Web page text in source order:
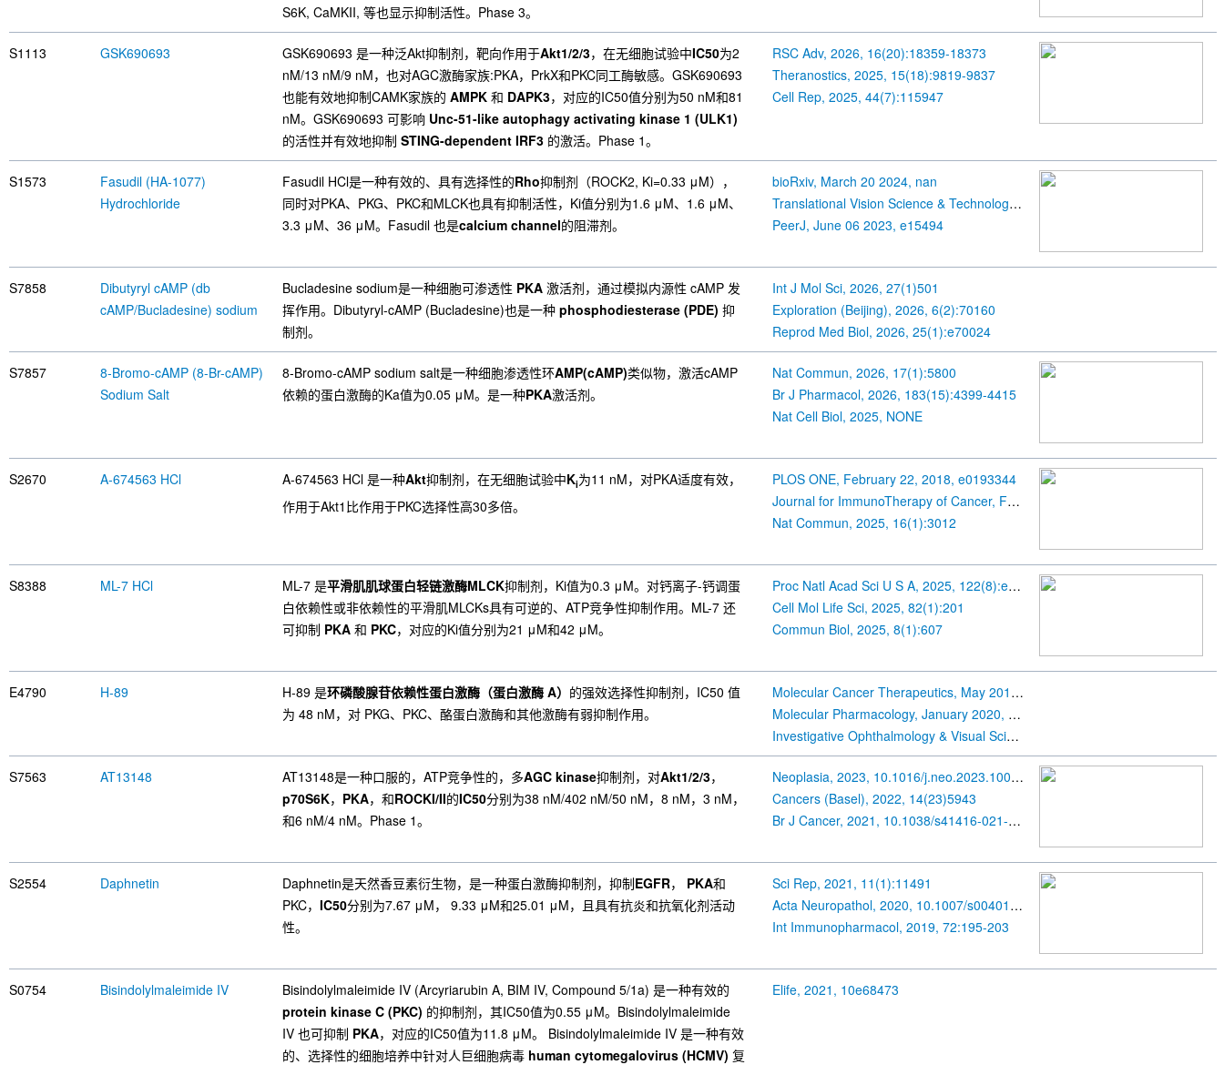
S6K, CaMKII, 等也显示抑制活性。Phase 3。
S1113 GSK690693 GSK690693 是一种泛Akt抑制剂，靶向作用于Akt1/2/3，在无细胞试验中IC50为2
nM/13 nM/9 nM，也对AGC激酶家族:PKA，PrkX和PKC同工酶敏感。GSK690693
也能有效地抑制CAMK家族的 AMPK 和 DAPK3，对应的IC50值分别为50 nM和81
nM。GSK690693 可影响 Unc-51-like autophagy activating kinase 1 (ULK1)
的活性并有效地抑制 STING-dependent IRF3 的激活。Phase 1。
RSC Adv, 2026, 16(20):18359-18373
Theranostics, 2025, 15(18):9819-9837
Cell Rep, 2025, 44(7):115947
S1573
Fasudil (HA-1077)
Hydrochloride
Fasudil HCl是一种有效的、具有选择性的Rho抑制剂（ROCK2, Ki=0.33 μM），
同时对PKA、PKG、PKC和MLCK也具有抑制活性，Ki值分别为1.6 μM、1.6 μM、
3.3 μM、36 μM。Fasudil 也是calcium channel的阻滞剂。
bioRxiv, March 20 2024, nan
Translational Vision Science & Technology, June 20 2017, 22
PeerJ, June 06 2023, e15494
S7858
Dibutyryl cAMP (db
cAMP/Bucladesine) sodium
Bucladesine sodium是一种细胞可渗透性 PKA 激活剂，通过模拟内源性 cAMP 发
挥作用。Dibutyryl-cAMP (Bucladesine)也是一种 phosphodiesterase (PDE) 抑
制剂。
Int J Mol Sci, 2026, 27(1)501
Exploration (Beijing), 2026, 6(2):70160
Reprod Med Biol, 2026, 25(1):e70024
S7857
8-Bromo-cAMP (8-Br-cAMP)
Sodium Salt
8-Bromo-cAMP sodium salt是一种细胞渗透性环AMP(cAMP)类似物，激活cAMP
依赖的蛋白激酶的Ka值为0.05 μM。是一种PKA激活剂。
Nat Commun, 2026, 17(1):5800
Br J Pharmacol, 2026, 183(15):4399-4415
Nat Cell Biol, 2025, NONE
S2670 A-674563 HCl A-674563 HCl 是一种Akt抑制剂，在无细胞试验中Ki为11 nM，对PKA适度有效，
作用于Akt1比作用于PKC选择性高30多倍。
PLOS ONE, February 22, 2018, e0193344
Journal for ImmunoTherapy of Cancer, February 06, 2019, 33
Nat Commun, 2025, 16(1):3012
S8388 ML-7 HCl ML-7 是平滑肌肌球蛋白轻链激酶MLCK抑制剂，Ki值为0.3 μM。对钙离子-钙调蛋
白依赖性或非依赖性的平滑肌MLCKs具有可逆的、ATP竞争性抑制作用。ML-7 还
可抑制 PKA 和 PKC，对应的Ki值分别为21 μM和42 μM。
Proc Natl Acad Sci U S A, 2025, 122(8):e2421717122
Cell Mol Life Sci, 2025, 82(1):201
Commun Biol, 2025, 8(1):607
E4790 H-89 H-89 是环磷酸腺苷依赖性蛋白激酶（蛋白激酶 A） 的强效选择性抑制剂，IC50 值
为 48 nM，对 PKG、PKC、酪蛋白激酶和其他激酶有弱抑制作用。
Molecular Cancer Therapeutics, May 2016, 1053-1062
Molecular Pharmacology, January 2020, 2-8
Investigative Ophthalmology & Visual Science, February 2020, 1
S7563 AT13148 AT13148是一种口服的，ATP竞争性的，多AGC kinase抑制剂，对Akt1/2/3，
p70S6K， PKA，和ROCKI/II的IC50分别为38 nM/402 nM/50 nM，8 nM，3 nM，
和6 nM/4 nM。Phase 1。
Neoplasia, 2023, 10.1016/j.neo.2023.100948
Cancers (Basel), 2022, 14(23)5943
Br J Cancer, 2021, 10.1038/s41416-021-01442-6
S2554 Daphnetin Daphnetin是天然香豆素衍生物，是一种蛋白激酶抑制剂，抑制EGFR， PKA和
PKC， IC50分别为7.67 μM， 9.33 μM和25.01 μM，且具有抗炎和抗氧化剂活动
性。
Sci Rep, 2021, 11(1):11491
Acta Neuropathol, 2020, 10.1007/s00401-020-02226-7
Int Immunopharmacol, 2019, 72:195-203
S0754 Bisindolylmaleimide IV
Bisindolylmaleimide IV (Arcyriarubin A, BIM IV, Compound 5/1a) 是一种有效的
protein kinase C (PKC) 的抑制剂，其IC50值为0.55 μM。Bisindolylmaleimide
IV 也可抑制 PKA，对应的IC50值为11.8 μM。 Bisindolylmaleimide IV 是一种有效
的、选择性的细胞培养中针对人巨细胞病毒 human cytomegalovirus (HCMV) 复
Elife, 2021, 10e68473